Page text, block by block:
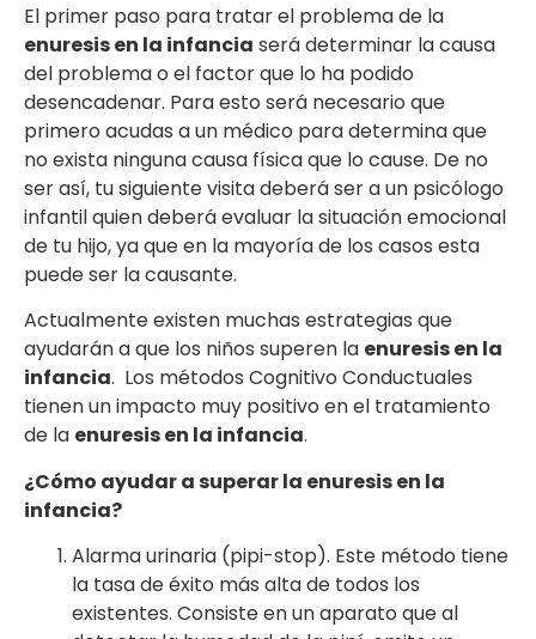
El primer paso para tratar el problema de la
enuresis en la infancia será determinar la causa
del problema o el factor que lo ha podido
desencadenar. Para esto será necesario que
primero acudas a un médico para determina que
no exista ninguna causa física que lo cause. De no
ser así, tu siguiente visita deberá ser a un psicólogo
infantil quien deberá evaluar la situación emocional
de tu hijo, ya que en la mayoría de los casos esta
puede ser la causante.
Actualmente existen muchas estrategias que
ayudarán a que los niños superen la enuresis en la
infancia. Los métodos Cognitivo Conductuales
tienen un impacto muy positivo en el tratamiento
de la enuresis en la infancia.
¿Cómo ayudar a superar la enuresis en la
infancia?
Alarma urinaria (pipi-stop). Este método tiene
la tasa de éxito más alta de todos los
existentes. Consiste en un aparato que al